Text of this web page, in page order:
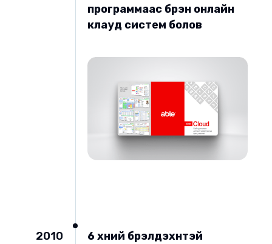
программаас бүрэн онлайн
клауд систем болов
2010
6 хүний бүрэлдэхүүнтэй